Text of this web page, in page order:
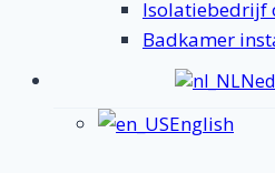
Isolatiebedrijf
Badkamer
English